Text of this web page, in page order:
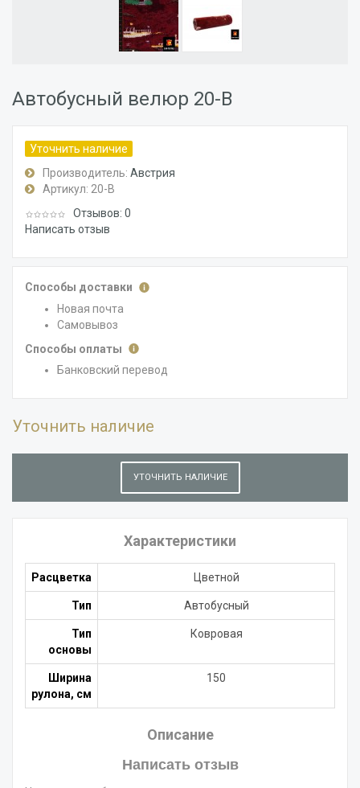
Автобусный велюр 20-B
Уточнить наличие
Производитель: Австрия
Артикул: 20-B
Отзывов: 0
Написать отзыв
Способы доставки
Новая почта
Самовывоз
Способы оплаты
Банковский перевод
Уточнить наличие
УТОЧНИТЬ НАЛИЧИЕ
Характеристики
Расцветка Цветной
Тип Автобусный
Тип
основы
Ковровая
Ширина
рулона, см
150
Описание
Написать отзыв